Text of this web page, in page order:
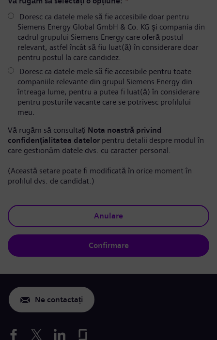
Doresc ca datele mele să fie accesibile doar pentru
Siemens Energy Global GmbH & Co. KG şi compania din
cadrul grupului Siemens Energy care oferă postul
relevant, astfel încât să fiu luat(ă) în considerare doar
pentru postul la care candidez.
Doresc ca datele mele să fie accesibile pentru toate
companiile relevante din grupul Siemens Energy din
întreaga lume, pentru a putea fi luat(ă) în considerare
pentru posturile vacante care se potrivesc profilului
meu.
Vă rugăm să consultați Nota noastră privind
confidențialitatea datelor pentru detalii despre modul în
care gestionăm datele dvs. cu caracter personal.
(Această setare poate fi modificată în orice moment în
profilul dvs. de candidat.)
Anulare
Confirmare
Ne contactați